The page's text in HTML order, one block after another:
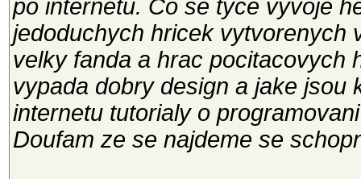
po internetu. Co se tyce vyvoje
jedoduchych hricek vytvorenych
velky fanda a hrac pocitacovych
vypada dobry design a jake jsou
internetu tutorialy o
Doufam ze se najdeme se